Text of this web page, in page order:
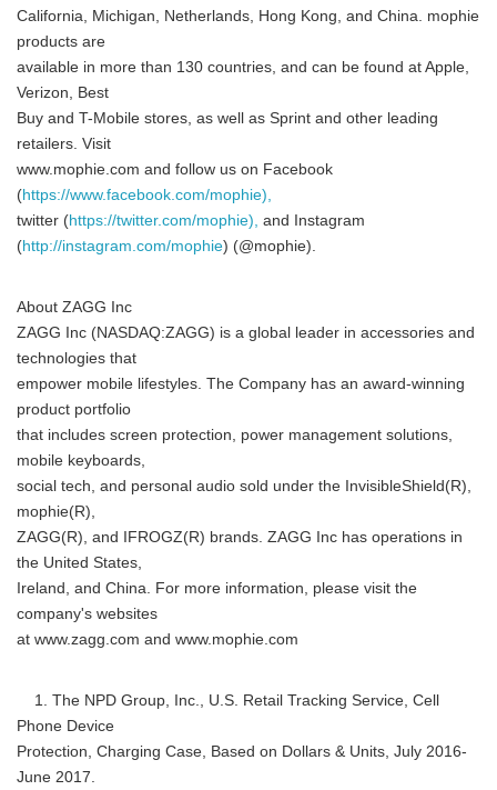
California, Michigan, Netherlands, Hong Kong, and China. mophie
products are
available in more than 130 countries, and can be found at Apple,
Verizon, Best
Buy and T-Mobile stores, as well as Sprint and other leading
retailers. Visit
www.mophie.com and follow us on Facebook
(https://www.facebook.com/mophie),
twitter (https://twitter.com/mophie), and Instagram
(http://instagram.com/mophie) (@mophie).
About ZAGG Inc
ZAGG Inc (NASDAQ:ZAGG) is a global leader in accessories and
technologies that
empower mobile lifestyles. The Company has an award-winning
product portfolio
that includes screen protection, power management solutions,
mobile keyboards,
social tech, and personal audio sold under the InvisibleShield(R),
mophie(R),
ZAGG(R), and IFROGZ(R) brands. ZAGG Inc has operations in
the United States,
Ireland, and China. For more information, please visit the
company's websites
at www.zagg.com and www.mophie.com
1. The NPD Group, Inc., U.S. Retail Tracking Service, Cell
Phone Device
Protection, Charging Case, Based on Dollars & Units, July 2016-
June 2017.